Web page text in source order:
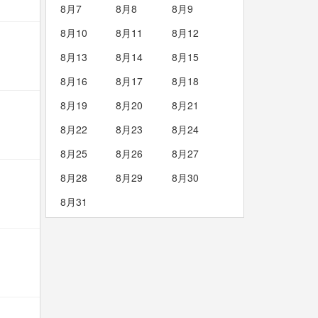
8月7
8月8
8月9
8月10
8月11
8月12
8月13
8月14
8月15
8月16
8月17
8月18
8月19
8月20
8月21
8月22
8月23
8月24
8月25
8月26
8月27
8月28
8月29
8月30
8月31